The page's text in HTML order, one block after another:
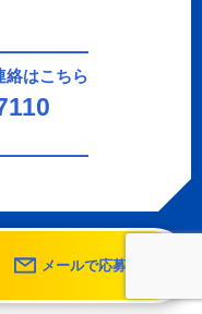
情報を第三者に提供
応・管理するため
の提供・運用のため
情報に対し、開示、
には、合理的な期
絡はこちら
メールで応募